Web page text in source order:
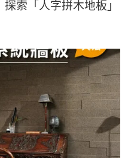
索「人字拼木地板」